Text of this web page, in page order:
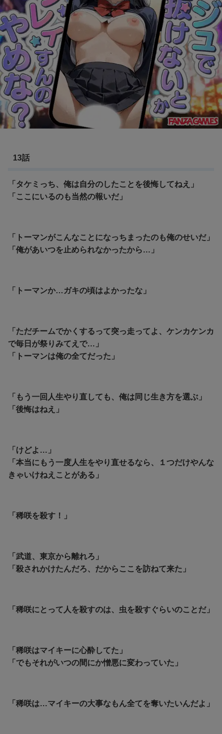
13話
「タケミっち、俺は自分のしたことを後悔してねえ」
「ここにいるのも当然の報いだ」
「トーマンがこんなことになっちまったのも俺のせいだ」
「俺があいつを止められなかったから…」
「トーマンか…ガキの頃はよかったな」
「ただチームでかくするって突っ走ってよ、ケンカケンカ
で毎日が祭りみてえで…」
「トーマンは俺の全てだった」
「もう一回人生やり直しても、俺は同じ生き方を選ぶ」
「後悔はねえ」
「けどよ…」
「本当にもう一度人生をやり直せるなら、１つだけやんな
きゃいけねえことがある」
「稀咲を殺す！」
「武道、東京から離れろ」
「殺されかけたんだろ、だからここを訪ねて来た」
「稀咲にとって人を殺すのは、虫を殺すぐらいのことだ」
「稀咲はマイキーに心酔してた」
「でもそれがいつの間にか憎悪に変わっていた」
「稀咲は…マイキーの大事なもん全てを奪いたいんだよ」